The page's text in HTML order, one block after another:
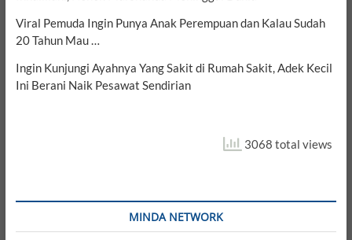
Viral Pemuda Ingin Punya Anak Perempuan dan Kalau Sudah
20 Tahun Mau …
Ingin Kunjungi Ayahnya Yang Sakit di Rumah Sakit, Adek Kecil
Ini Berani Naik Pesawat Sendirian
3068 total views
MINDA NETWORK